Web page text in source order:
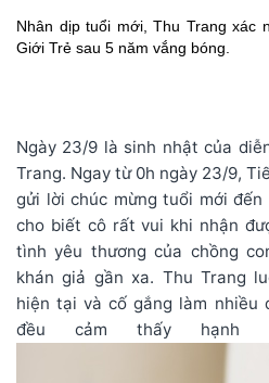
Nhân dịp tuổi mới, Thu Trang xác
Giới Trẻ sau 5 năm vắng bóng.
Ngày 23/9 là sinh nhật của
Trang. Ngay từ 0h ngày 23/9,
gửi lời chúc mừng tuổi mới đến
cho biết cô rất vui khi nhận
tình yêu thương của chồng
khán giả gần xa. Thu Trang
hiện tại và cố gắng làm nhiều
đều cảm thấy hạnh